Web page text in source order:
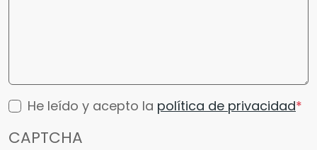
He leído y acepto la política de privacidad
CAPTCHA